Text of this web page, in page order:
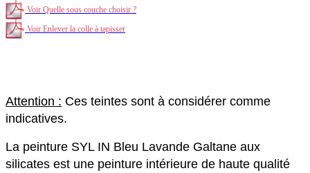
Voir Quelle sous couche choisir ?
Voir Enlever la colle à tapisser
Attention : Ces teintes sont à considérer comme
indicatives.
La peinture SYL IN Bleu Lavande Galtane aux
silicates est une peinture intérieure de haute qualité